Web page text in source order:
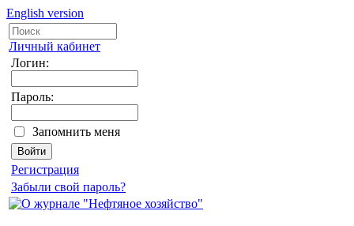
English version
Личный кабинет
Логин:
Пароль:
Запомнить меня
Регистрация
Забыли свой пароль?